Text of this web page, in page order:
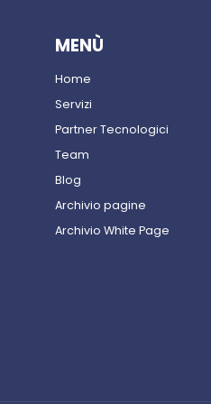
MENÙ
Home
Servizi
Partner Tecnologici
Team
Blog
Archivio pagine
Archivio White Page